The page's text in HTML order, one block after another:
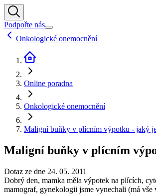
Podpořte nás
Onkologické onemocnění
Online poradna
Onkologické onemocnění
Maligní buňky v plícním výpotku - jaký
Maligní buňky v plícním
Dotaz ze dne 24. 05. 2011
Dobrý den, mamka měla výpotek na plících,
mamograf, gynekologii jsme vynechali (má